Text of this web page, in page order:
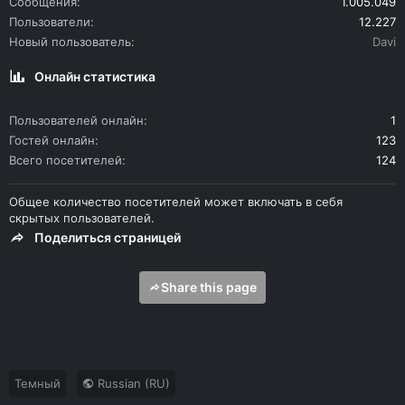
Пользователи
12.227
Новый пользователь
Davi
Онлайн статистика
Пользователей онлайн
1
Гостей онлайн
123
Всего посетителей
124
Общее количество посетителей может включать в себя
скрытых пользователей.
Поделиться страницей
Share this page
Темный
Russian (RU)